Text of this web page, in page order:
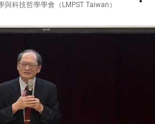
科技哲學學會（LMPST Taiwan）